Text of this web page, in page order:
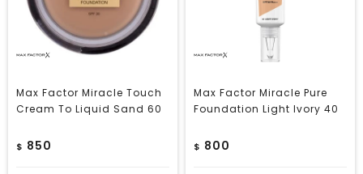
Max Factor Miracle Touch
Cream To Liquid Sand 60
$ 850
Max Factor Miracle Pure
Foundation Light Ivory 40
$ 800